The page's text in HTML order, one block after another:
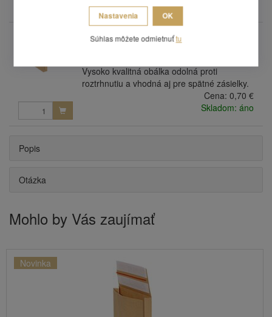
PO400x500
Papierová obálka 400 x 500 x 100 + 100
Vysoko kvalitná obálka odolná proti
roztrhnutiu a vhodná aj pre spätné zásielky.
Cena: 0,70 €
Skladom: áno
Popis
Otázka
Mohlo by Vás zaujímať
Novinka
Nastavenia OK
Súhlas môžete odmietnuťtu